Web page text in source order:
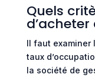
Quels
d’acheter
Il faut
taux
la société de